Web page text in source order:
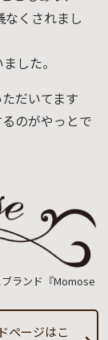
くされまし
した。
だいてます
のがやっとで
ランド『Momose
ページはこ